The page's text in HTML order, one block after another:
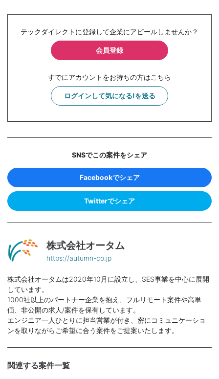
テックダイレクトに登録して企業にアピールしませんか？
会員登録
すでにアカウントをお持ちの方はこちら
ログインして気になる!を送る
SNSでこの案件をシェア
Facebookでシェア
Twitterでシェア
株式会社オータム
https://autumn-co.jp
株式会社オータムは2020年10月に設立し、SES事業を中心に展開
しています。
1000社以上のパートナー企業を抱え、フルリモート案件や高単
価、非公開の求人/案件を保有しています。
エンジニア一人ひとりに担当営業が付き、密にコミュニケーショ
ンを取りながらご希望に合う案件をご提案いたします。
関連する案件一覧